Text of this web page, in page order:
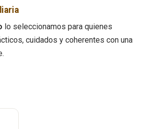
lo seleccionamos para quienes
cuidados y coherentes con una